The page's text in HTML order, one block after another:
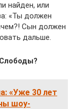
найден, или
«Ты должен
Сын должен
дальше.
«Уже 30 лет
шоу-